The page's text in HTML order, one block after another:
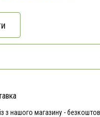
з нашого магазину -